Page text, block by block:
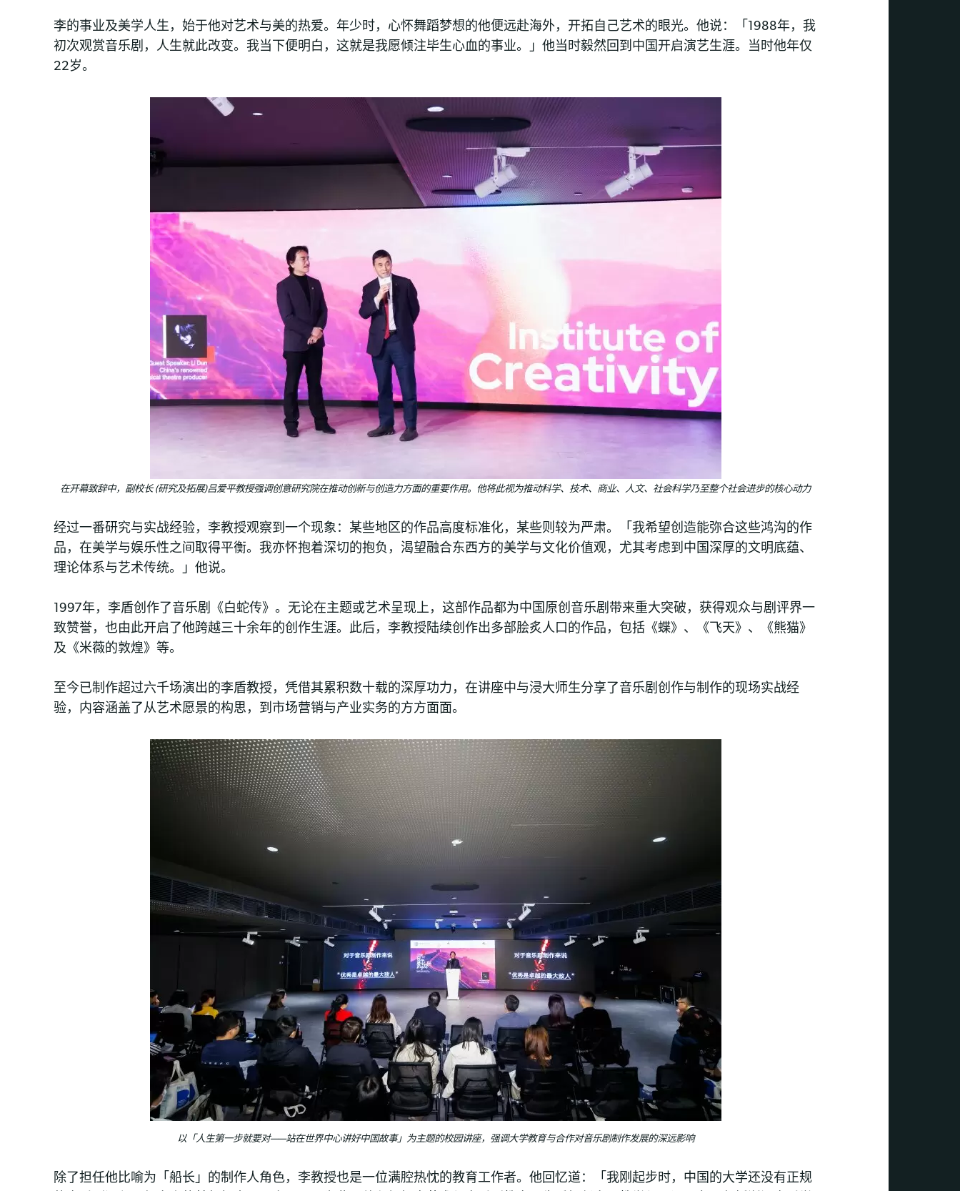
李的事业及美学人生，始于他对艺术与美的热爱。年少时，心怀舞蹈梦想的他便远赴海外，开拓自己艺术的眼光。他说：「1988年，我
初次观赏音乐剧，人生就此改变。我当下便明白，这就是我愿倾注毕生心血的事业。」他当时毅然回到中国开启演艺生涯。当时他年仅
22岁。
在开幕致辞中，副校长 (研究及拓展)吕爱平教授强调创意研究院在推动创新与创造力方面的重要作用。他将此视为推动科学、技术、商业、人文、社会科学乃至整个社会进步的核心动力
经过一番研究与实战经验，李教授观察到一个现象：某些地区的作品高度标准化，某些则较为严肃。「我希望创造能弥合这些鸿沟的作
品，在美学与娱乐性之间取得平衡。我亦怀抱着深切的抱负，渴望融合东西方的美学与文化价值观，尤其考虑到中国深厚的文明底蕴、
理论体系与艺术传统。」他说。
1997年，李盾创作了音乐剧《白蛇传》。无论在主题或艺术呈现上，这部作品都为中国原创音乐剧带来重大突破，获得观众与剧评界一
致赞誉，也由此开启了他跨越三十余年的创作生涯。此后，李教授陆续创作出多部脍炙人口的作品，包括《蝶》、《飞天》、《熊猫》
及《米薇的敦煌》等。
至今已制作超过六千场演出的李盾教授，凭借其累积数十载的深厚功力，在讲座中与浸大师生分享了音乐剧创作与制作的现场实战经
验，内容涵盖了从艺术愿景的构思，到市场营销与产业实务的方方面面。
以「人生第一步就要对——站在世界中心讲好中国故事」为主题的校园讲座，强调大学教育与合作对音乐剧制作发展的深远影响
除了担任他比喻为「船长」的制作人角色，李教授也是一位满腔热忱的教育工作者。他回忆道：「我刚起步时，中国的大学还没有正规